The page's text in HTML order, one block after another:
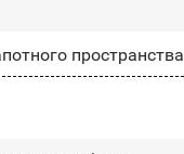
пространства